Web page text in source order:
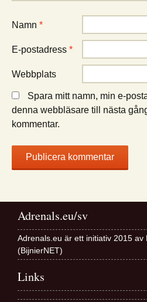
Namn *
E-postadress *
Webbplats
Spara mitt namn, min e-
denna webbläsare till nästa
kommentar.
Adrenals.eu/sv
Adrenals.eu är ett initiativ 2015 av
(BijnierNET)
Links